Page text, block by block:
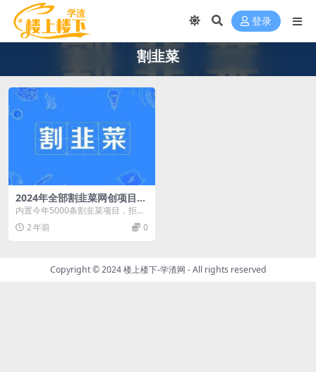
登录
割韭菜
2024年全部割韭菜网创项目合
集
内置今年5000条割韭菜项目，拒绝
知识付费割韭菜
2 年前 0
Copyright © 2024楼上楼下-学渣网 - All rights reserved